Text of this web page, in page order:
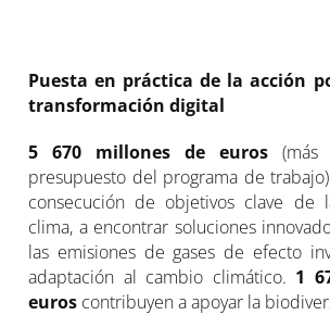
Puesta en práctica de la acción
transformación digital
5 670 millones de euros
presupuesto del programa de
consecución de objetivos clave de
clima, a encontrar soluciones
las emisiones de gases de efecto
adaptación al cambio climático. 1
euros contribuyen a apoyar la